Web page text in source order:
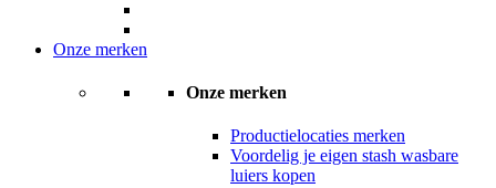
Onze merken
Onze merken
Productielocaties merken
Voordelig je eigen stash wasbare
luiers kopen